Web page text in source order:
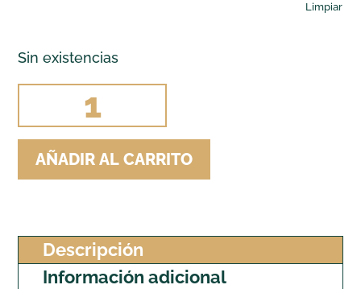
Limpiar
Sin existencias
CHALECO
DE
GALLO
AÑADIR AL CARRITO
Descripción
Información adicional